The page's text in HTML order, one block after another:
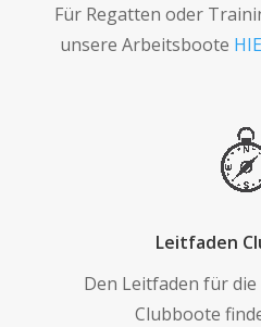
Für Regatten oder
unsere Arbeitsboote
Leitfaden
Den Leitfaden für
Clubboote